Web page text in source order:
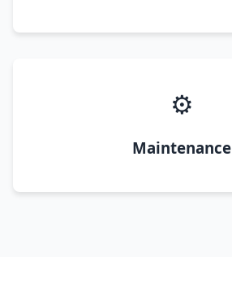
⚙️
Maintenance